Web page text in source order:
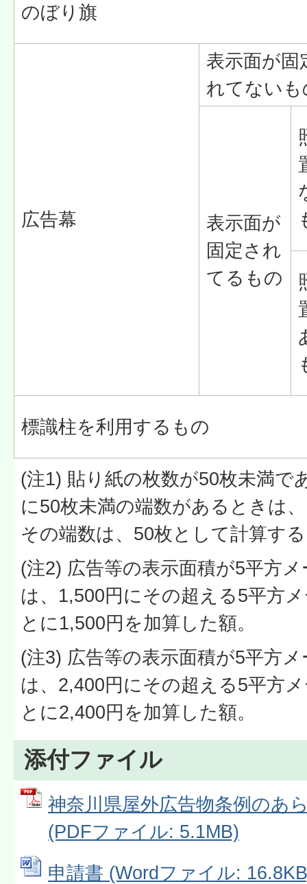
のぼり旗
広告幕
表示面が固
れてないも
表示面が
固定され
てるもの
標識柱を利用するもの
(注1) 貼り紙の枚数が50枚未満で
に50枚未満の端数があるときは
その端数は、50枚として計算す
(注2) 広告等の表示面積が5平方
は、1,500円にその超える5平方
とに1,500円を加算した額。
(注3) 広告等の表示面積が5平方
は、2,400円にその超える5平方
とに2,400円を加算した額。
添付ファイル
神奈川県屋外広告物条例のあ
(PDFファイル: 5.1MB)
申請書 (Wordファイル: